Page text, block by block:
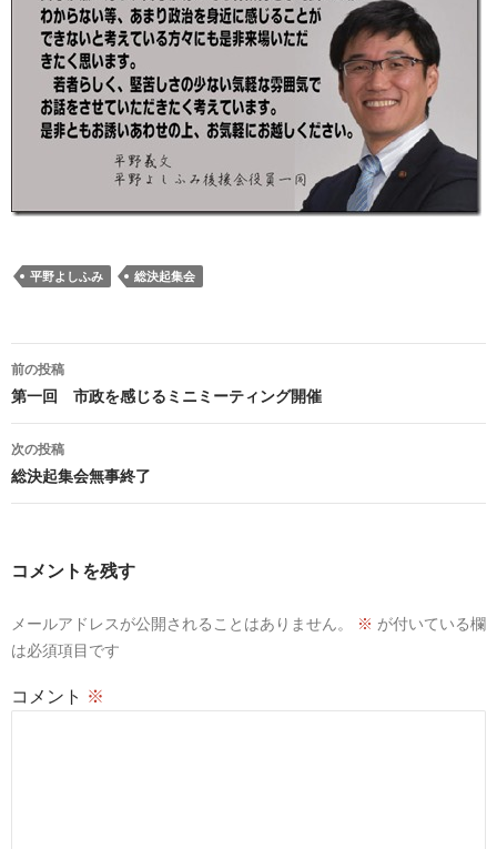
平野よしふみ 総決起集会
稿
ビ
ゲ
ー
ョ
前の投稿
第一回 市政を感じるミニミーティング開催
次の投稿
総決起集会無事終了
コメントを残す
メールアドレスが公開されることはありません。 ※ が付いている欄
は必須項目です
コメント ※